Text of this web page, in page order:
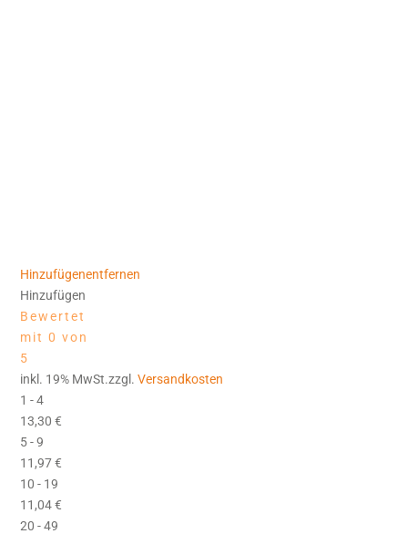
Hinzufügenentfernen
Hinzufügen
Bewertet
mit 0 von
5
inkl. 19% MwSt.zzgl.Versandkosten
1 - 4
13,30€
5 - 9
11,97€
10 - 19
11,04€
20 - 49